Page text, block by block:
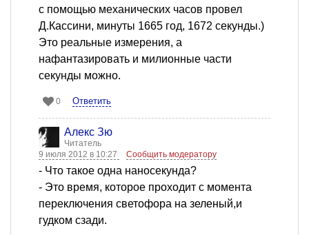
с помощью механических часов провел
Д.Кассини, минуты 1665 год, 1672 секунды.)
Это реальные измерения, а
нафантазировать и милионные части
секунды можно.
0 Ответить
Алекс Зю
Читатель
9 июля 2012 в 10:27
Сообщить модератору
- Что такое одна наносекунда?
- Это время, которое проходит с момента
переключения светофора на зеленый,и
гудком сзади.